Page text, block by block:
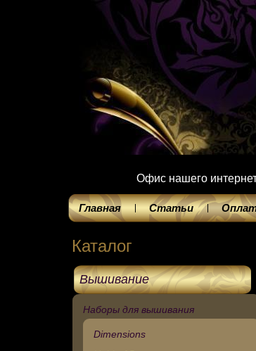
Офис нашего
Главная Статьи
Каталог
Вышивание
Наборы для вышивания
Dimensions